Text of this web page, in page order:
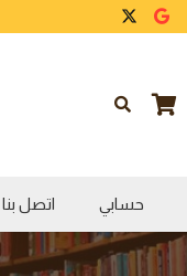
حسابي اتصل بنا